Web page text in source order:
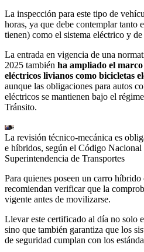
La inspección para este tipo de
horas, ya que debe contemplar tanto
tienen) como el sistema eléctrico y de
La entrada en vigencia de una
2025 también ha ampliado el
eléctricos livianos como bicicletas
aunque las obligaciones para autos
eléctricos se mantienen bajo el
Tránsito.
La revisión técnico-mecánica es
e híbridos, según el Código Nacional
Superintendencia de Transportes
Para quienes poseen un carro
recomiendan verificar que la
vigente antes de movilizarse.
Llevar este certificado al día no solo
sino que también garantiza que los
de seguridad cumplan con los